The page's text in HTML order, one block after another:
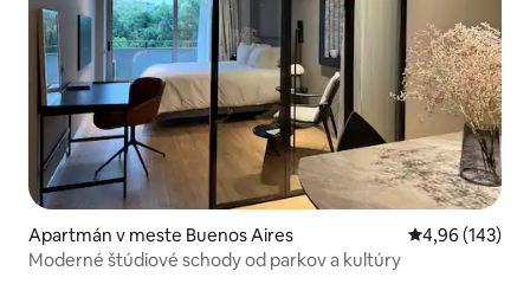
Apartmán v meste Buenos Aires Priemerné
4,96 (143)
Moderné štúdiové schody od parkov a kultúry